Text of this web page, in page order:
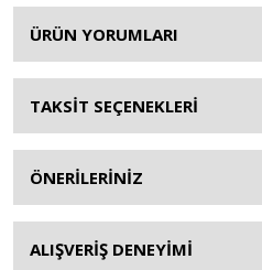
ÜRÜN YORUMLARI
TAKSİT SEÇENEKLERİ
ÖNERİLERİNİZ
ALIŞVERİŞ DENEYİMİ